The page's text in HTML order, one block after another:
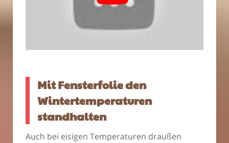
Mit Fensterfolie den
Wintertemperaturen
standhalten
Auch bei eisigen Temperaturen draußen